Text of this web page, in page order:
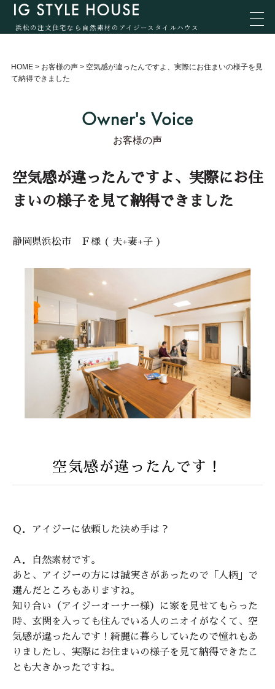
浜松の注文住宅なら自然素材のアイジースタイルハウス
HOME> お客様の声> 空気感が違ったんですよ、実際にお住まいの様子を見
て納得できました
Owner's Voice
お客様の声
空気感が違ったんですよ、実際にお住
まいの様子を見て納得できました
静岡県浜松市 Ｆ様 ( 夫+妻+子 )
空気感が違ったんです！
Ｑ．アイジーに依頼した決め手は？
Ａ．自然素材です。
あと、アイジーの方には誠実さがあったので「人柄」で
選んだところもありますね。
知り合い（アイジーオーナー様）に家を見せてもらった
時、玄関を入っても住んでいる人のニオイがなくて、空
気感が違ったんです！綺麗に暮らしていたので憧れもあ
りましたし、実際にお住まいの様子を見て納得できたこ
とも大きかったですね。